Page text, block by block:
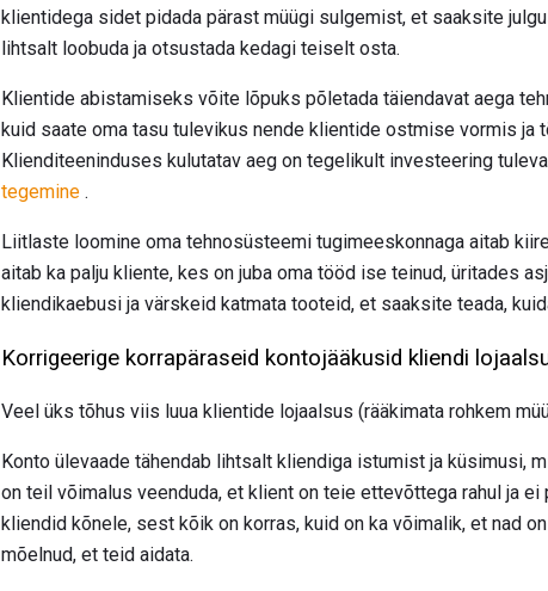
klientidega sidet pidada pärast müügi sulgemist, et saaksite
lihtsalt loobuda ja otsustada kedagi teiselt osta.
Klientide abistamiseks võite lõpuks põletada täiendavat aega
kuid saate oma tasu tulevikus nende klientide ostmise vormis
Klienditeeninduses kulutatav aeg on tegelikult investeering
tegemine .
Liitlaste loomine oma tehnosüsteemi tugimeeskonnaga aitab
aitab ka palju kliente, kes on juba oma tööd ise teinud, üritades
kliendikaebusi ja värskeid katmata tooteid, et saaksite teada,
Korrigeerige korrapäraseid kontojääkusid kliendi
Veel üks tõhus viis luua klientide lojaalsus (rääkimata rohkem
Konto ülevaade tähendab lihtsalt kliendiga istumist ja küsimusi,
on teil võimalus veenduda, et klient on teie ettevõttega rahul ja
kliendid kõnele, sest kõik on korras, kuid on ka võimalik, et nad
mõelnud, et teid aidata.